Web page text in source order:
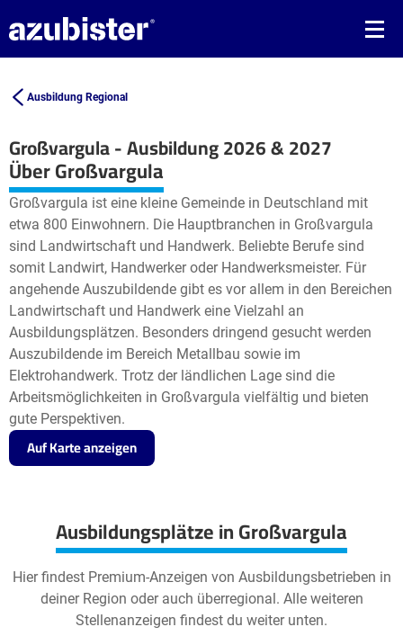
Ausbildung Regional
Großvargula - Ausbildung 2026 & 2027
+
−
Leaflet| ©OpenStreetMap2
Über Großvargula
Großvargula ist eine kleine Gemeinde in Deutschland mit
etwa 800 Einwohnern. Die Hauptbranchen in Großvargula
sind Landwirtschaft und Handwerk. Beliebte Berufe sind
somit Landwirt, Handwerker oder Handwerksmeister. Für
angehende Auszubildende gibt es vor allem in den Bereichen
Landwirtschaft und Handwerk eine Vielzahl an
Ausbildungsplätzen. Besonders dringend gesucht werden
Auszubildende im Bereich Metallbau sowie im
Elektrohandwerk. Trotz der ländlichen Lage sind die
Arbeitsmöglichkeiten in Großvargula vielfältig und bieten
gute Perspektiven.
Auf Karte anzeigen
Ausbildungsplätze in Großvargula
Hier findest Premium-Anzeigen von Ausbildungsbetrieben in
deiner Region oder auch überregional. Alle weiteren
Stellenanzeigen findest du weiter unten.